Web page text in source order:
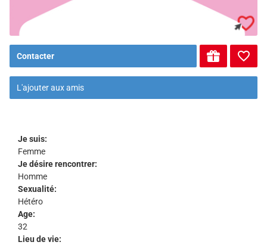
Contacter
L'ajouter aux amis
Je suis:
Femme
Je désire rencontrer:
Homme
Sexualité:
Hétéro
Age:
32
Lieu de vie: